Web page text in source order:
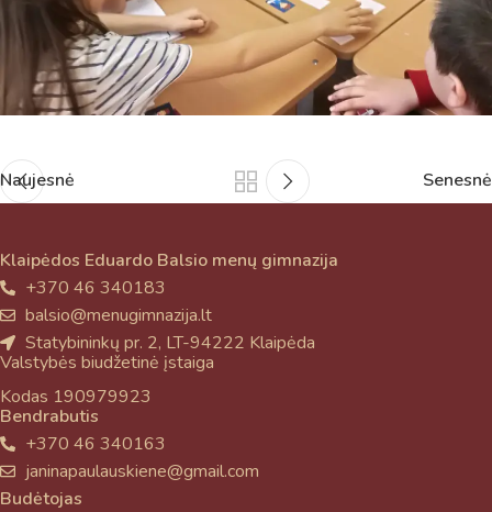
Naujesnė Senesnė
Klaipėdos Eduardo Balsio menų gimnazija
+370 46 340183
balsio@menugimnazija.lt
Statybininkų pr. 2, LT-94222 Klaipėda
Valstybės biudžetinė įstaiga
Kodas 190979923
Bendrabutis
+370 46 340163
janinapaulauskiene@gmail.com
Budėtojas